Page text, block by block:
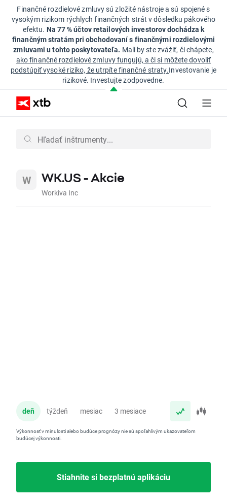
Finančné rozdielové zmluvy sú zložité nástroje a sú spojené s
vysokým rizikom rýchlych finančných strát v dôsledku pákového
efektu. Na 77 % účtov retailových investorov dochádza k
finančným stratám pri obchodovaní s finančnými rozdielovými
zmluvami u tohto poskytovateľa. Mali by ste zvážiť, či chápete,
ako finančné rozdielové zmluvy fungujú, a či si môžete dovoliť
podstúpiť vysoké riziko, že utrpíte finančné straty.Investovanie je
rizikové. Investujte zodpovedne.
WK.US - Akcie
Workiva Inc
deň týždeň mesiac 3 mesiace
Výkonnosť v minulosti alebo budúce prognózy nie sú spoľahlivým ukazovateľom
budúcej výkonnosti.
Stiahnite si bezplatnú aplikáciu